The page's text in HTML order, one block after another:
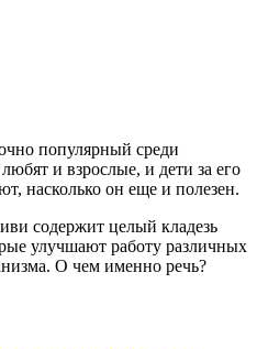
популярный среди
и взрослые, и дети за его
насколько он еще и полезен.
содержит целый кладезь
улучшают работу различных
О чем именно речь?